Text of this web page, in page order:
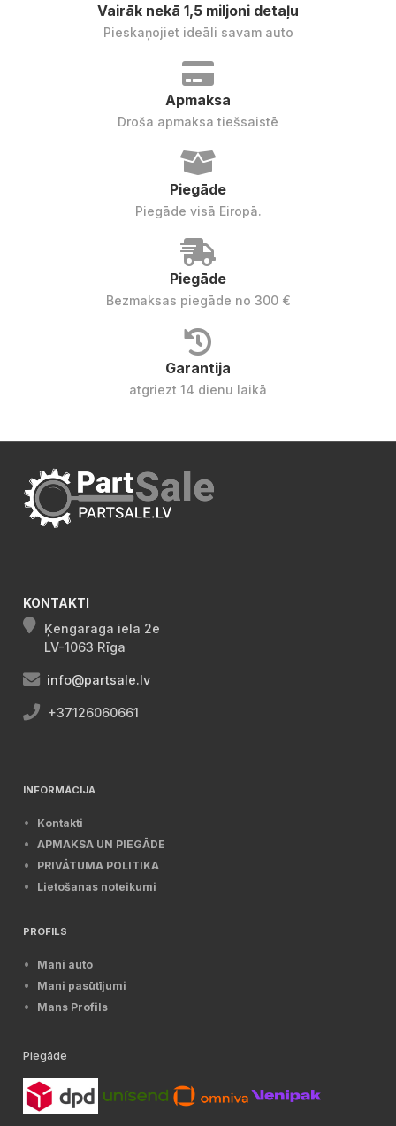
Vairāk nekā 1,5 miljoni detaļu
Pieskaņojiet ideāli savam auto
Apmaksa
Droša apmaksa tiešsaistē
Piegāde
Piegāde visā Eiropā.
Piegāde
Bezmaksas piegāde no 300 €
Garantija
atgriezt 14 dienu laikā
KONTAKTI
Ķengaraga iela 2e
LV-1063 Rīga
info@partsale.lv
+37126060661
INFORMĀCIJA
Kontakti
APMAKSA UN PIEGĀDE
PRIVĀTUMA POLITIKA
Lietošanas noteikumi
PROFILS
Mani auto
Mani pasūtījumi
Mans Profils
Piegāde